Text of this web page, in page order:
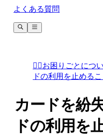
よくある質問
🙋‍♀️お困りごとにつ
ドの利用を止める
カードを紛
ドの利用を